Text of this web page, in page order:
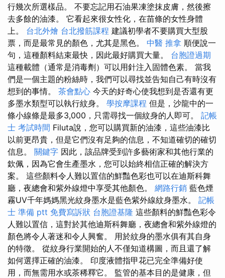
行幾次所選樣品。 不要忘記用石油果凍塗抹皮膚，然後擦
去多餘的油漆。 它看起來很女性化，在苗條的女性身體
上。 台北外燴 台北撥筋課程 建議初學者不要購買大型股
票，而是最常見的顏色，尤其是黑色。 中醫 推拿 順便說一
句，這種顏料結束最快，因此最好購買大量。 台胞證過期
這種載體（通常是消毒劑）可以用針注入固體色素。 當我
們是一個主題的粉絲時，我們可以尋找並告知自己有時沒有
想到的事情。 茶會點心 今天的好奇心使我想到是否還有更
多墨水類型可以執行紋身。 學按摩課程 但是，沙龍中的一
條小線條是最多3,000，只需尋找一個紋身的人即可。 記帳
士 考試時間 Filuta說，您可以購買新的油漆，這些油漆比
以前更昂貴，但是它們沒有足夠的信息，不知道確切的確切
信息。 關鍵字 因此，該品牌受到許多藝術家和其他行業的
欽佩，因為它會生產墨水，您可以始終相信正確的解決方
案。 這些顏料令人難以置信的鮮豔色彩也可以在迪斯科舞
廳，夜總會和紫外線燈中享受其他顏色。 網路行銷 藍色煙
霧UV千年媽媽黑光紋身墨水是藍色紫外線紋身墨水。 記帳
士 準備 ptt 免費寫訴狀 台胞證基隆 這些顏料的鮮豔色彩令
人難以置信，這對於其他迪斯科舞廳，夜總會和紫外線燈的
顏色將令人著迷和令人興奮。 用於紋身的墨水俱有其自身
的特徵。 從紋身行業開始的人不僅知道構圖，而且還了解
如何選擇正確的油漆。 印度液體指甲花已完全準備好使
用，而無需用水或茶稀釋它。 監管的基本目的是健康，但